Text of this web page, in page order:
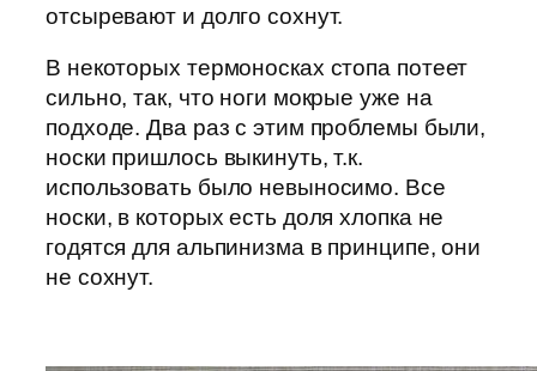
отсыревают и долго сохнут.
В некоторых термоносках стопа потеет
сильно, так, что ноги мокрые уже на
подходе. Два раз с этим проблемы были,
носки пришлось выкинуть, т.к.
использовать было невыносимо. Все
носки, в которых есть доля хлопка не
годятся для альпинизма в принципе, они
не сохнут.